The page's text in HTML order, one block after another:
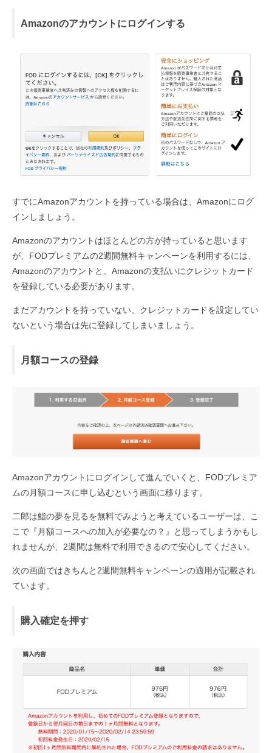
Amazonのアカウントにログインする
すでにAmazonアカウントを持っている場合は、Amazonにログ
インしましょう。
Amazonのアカウントはほとんどの方が持っていると思います
が、FODプレミアムの2週間無料キャンペーンを利用するには、
Amazonのアカウントと、Amazonの支払いにクレジットカード
を登録している必要があります。
まだアカウントを持っていない、クレジットカードを設定してい
ないという場合は先に登録してしまいましょう。
月額コースの登録
Amazonアカウントにログインして進んでいくと、FODプレミア
ムの月額コースに申し込むという画面に移ります。
二郎は鮨の夢を見るを無料でみようと考えているユーザーは、こ
こで『月額コースへの加入が必要なの？』と思ってしまうかもし
れませんが、2週間は無料で利用できるので安心してください。
次の画面ではきちんと2週間無料キャンペーンの適用が記載され
ています。
購入確定を押す